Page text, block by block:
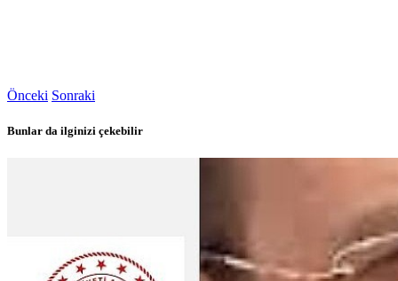
Önceki Sonraki
Bunlar da ilginizi çekebilir